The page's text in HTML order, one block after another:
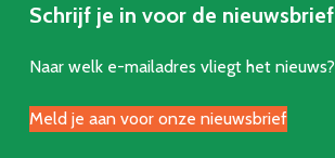
Schrijf je in voor de nieuwsbrief
Naar welk e-mailadres vliegt het nieuws?
Meld je aan voor onze nieuwsbrief